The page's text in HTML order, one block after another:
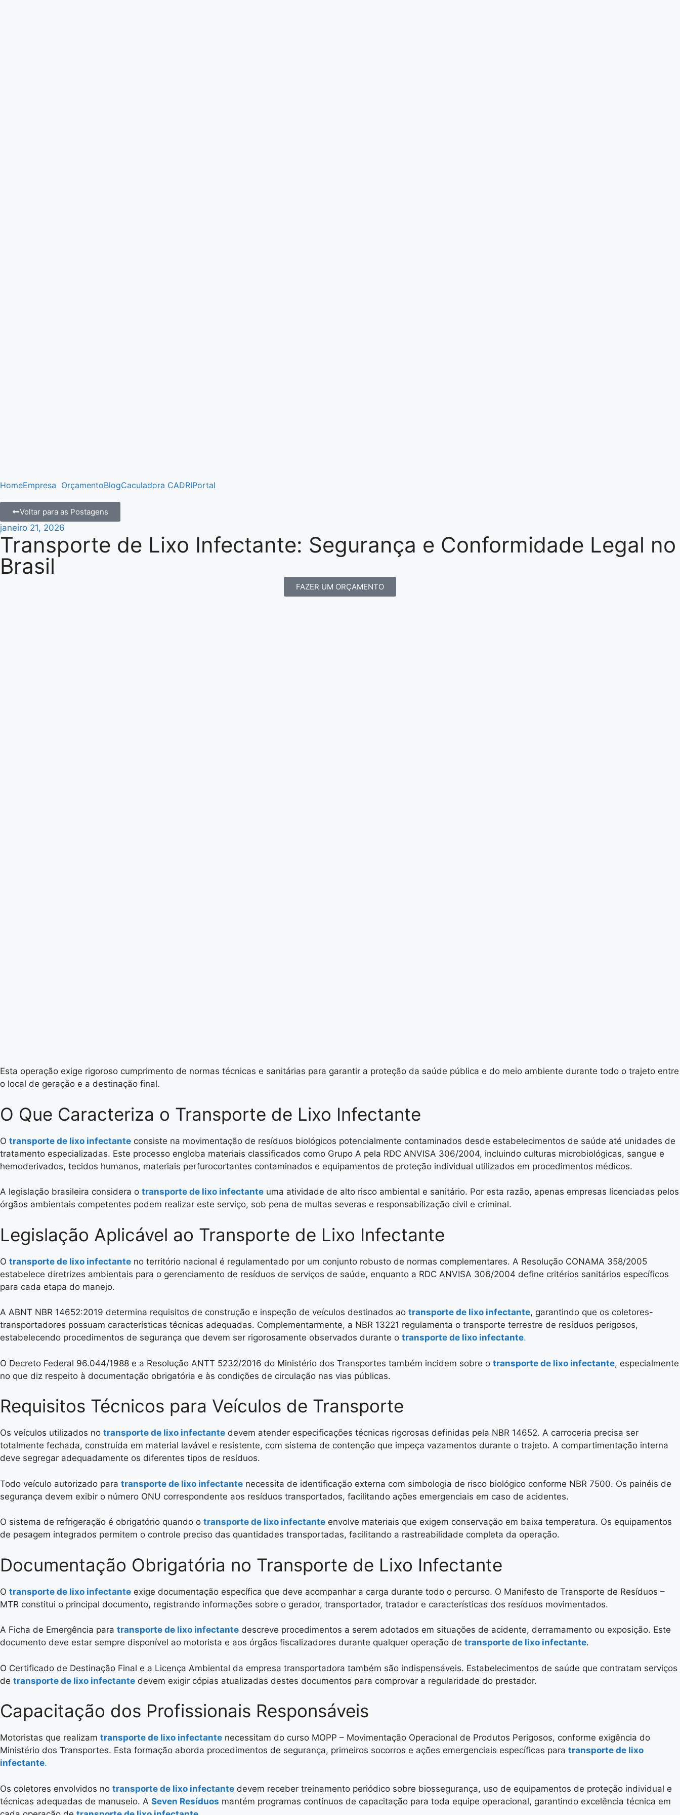
HomeEmpresa OrçamentoBlogCaculadora CADRIPortal
Voltar para as Postagens
janeiro 21, 2026
Transporte de Lixo Infectante: Segurança e Conformidade Legal no
Brasil
FAZER UM ORÇAMENTO
Esta operação exige rigoroso cumprimento de normas técnicas e sanitárias para garantir a proteção da saúde pública e do meio ambiente durante todo o trajeto entre
o local de geração e a destinação final.
O Que Caracteriza o Transporte de Lixo Infectante
O transporte de lixo infectante consiste na movimentação de resíduos biológicos potencialmente contaminados desde estabelecimentos de saúde até unidades de
tratamento especializadas. Este processo engloba materiais classificados como Grupo A pela RDC ANVISA 306/2004, incluindo culturas microbiológicas, sangue e
hemoderivados, tecidos humanos, materiais perfurocortantes contaminados e equipamentos de proteção individual utilizados em procedimentos médicos.
A legislação brasileira considera o transporte de lixo infectante uma atividade de alto risco ambiental e sanitário. Por esta razão, apenas empresas licenciadas pelos
órgãos ambientais competentes podem realizar este serviço, sob pena de multas severas e responsabilização civil e criminal.
Legislação Aplicável ao Transporte de Lixo Infectante
O transporte de lixo infectante no território nacional é regulamentado por um conjunto robusto de normas complementares. A Resolução CONAMA 358/2005
estabelece diretrizes ambientais para o gerenciamento de resíduos de serviços de saúde, enquanto a RDC ANVISA 306/2004 define critérios sanitários específicos
para cada etapa do manejo.
A ABNT NBR 14652:2019 determina requisitos de construção e inspeção de veículos destinados ao transporte de lixo infectante, garantindo que os coletores-
transportadores possuam características técnicas adequadas. Complementarmente, a NBR 13221 regulamenta o transporte terrestre de resíduos perigosos,
estabelecendo procedimentos de segurança que devem ser rigorosamente observados durante o transporte de lixo infectante.
O Decreto Federal 96.044/1988 e a Resolução ANTT 5232/2016 do Ministério dos Transportes também incidem sobre o transporte de lixo infectante, especialmente
no que diz respeito à documentação obrigatória e às condições de circulação nas vias públicas.
Requisitos Técnicos para Veículos de Transporte
Os veículos utilizados no transporte de lixo infectante devem atender especificações técnicas rigorosas definidas pela NBR 14652. A carroceria precisa ser
totalmente fechada, construída em material lavável e resistente, com sistema de contenção que impeça vazamentos durante o trajeto. A compartimentação interna
deve segregar adequadamente os diferentes tipos de resíduos.
Todo veículo autorizado para transporte de lixo infectante necessita de identificação externa com simbologia de risco biológico conforme NBR 7500. Os painéis de
segurança devem exibir o número ONU correspondente aos resíduos transportados, facilitando ações emergenciais em caso de acidentes.
O sistema de refrigeração é obrigatório quando o transporte de lixo infectante envolve materiais que exigem conservação em baixa temperatura. Os equipamentos
de pesagem integrados permitem o controle preciso das quantidades transportadas, facilitando a rastreabilidade completa da operação.
Documentação Obrigatória no Transporte de Lixo Infectante
O transporte de lixo infectante exige documentação específica que deve acompanhar a carga durante todo o percurso. O Manifesto de Transporte de Resíduos –
MTR constitui o principal documento, registrando informações sobre o gerador, transportador, tratador e características dos resíduos movimentados.
A Ficha de Emergência para transporte de lixo infectante descreve procedimentos a serem adotados em situações de acidente, derramamento ou exposição. Este
documento deve estar sempre disponível ao motorista e aos órgãos fiscalizadores durante qualquer operação de transporte de lixo infectante.
O Certificado de Destinação Final e a Licença Ambiental da empresa transportadora também são indispensáveis. Estabelecimentos de saúde que contratam serviços
de transporte de lixo infectante devem exigir cópias atualizadas destes documentos para comprovar a regularidade do prestador.
Capacitação dos Profissionais Responsáveis
Motoristas que realizam transporte de lixo infectante necessitam do curso MOPP – Movimentação Operacional de Produtos Perigosos, conforme exigência do
Ministério dos Transportes. Esta formação aborda procedimentos de segurança, primeiros socorros e ações emergenciais específicas para transporte de lixo
infectante.
Os coletores envolvidos no transporte de lixo infectante devem receber treinamento periódico sobre biossegurança, uso de equipamentos de proteção individual e
técnicas adequadas de manuseio. A Seven Resíduos mantém programas contínuos de capacitação para toda equipe operacional, garantindo excelência técnica em